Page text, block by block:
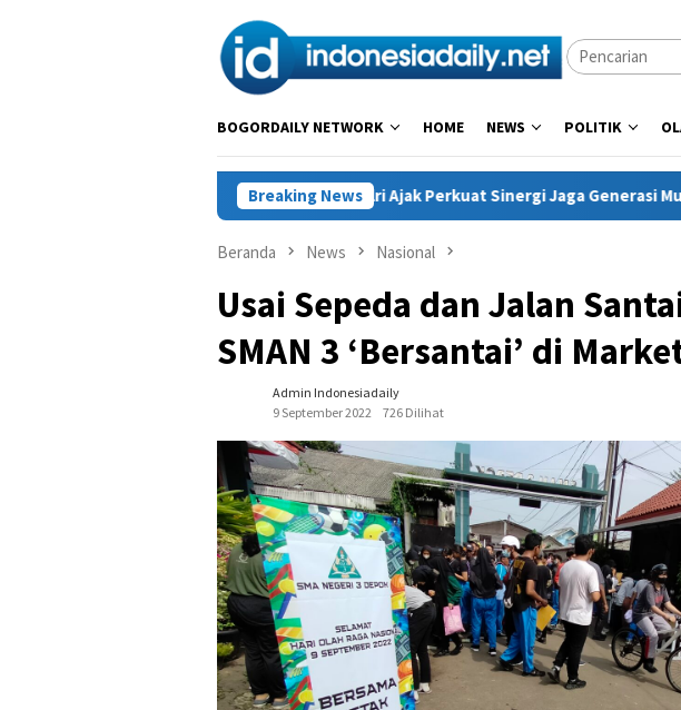
BOGORDAILY NETWORK HOME NEWS POLITIK
Breaking News
Tapak Suci, Kapolri Ajak Perkuat Sinergi Jaga Generasi Muda dan Negeri
Beranda News Nasional
Usai Sepeda dan Jalan
SMAN 3 ‘Bersantai’ di
Admin Indonesiadaily
9 September 2022
726 Dilihat